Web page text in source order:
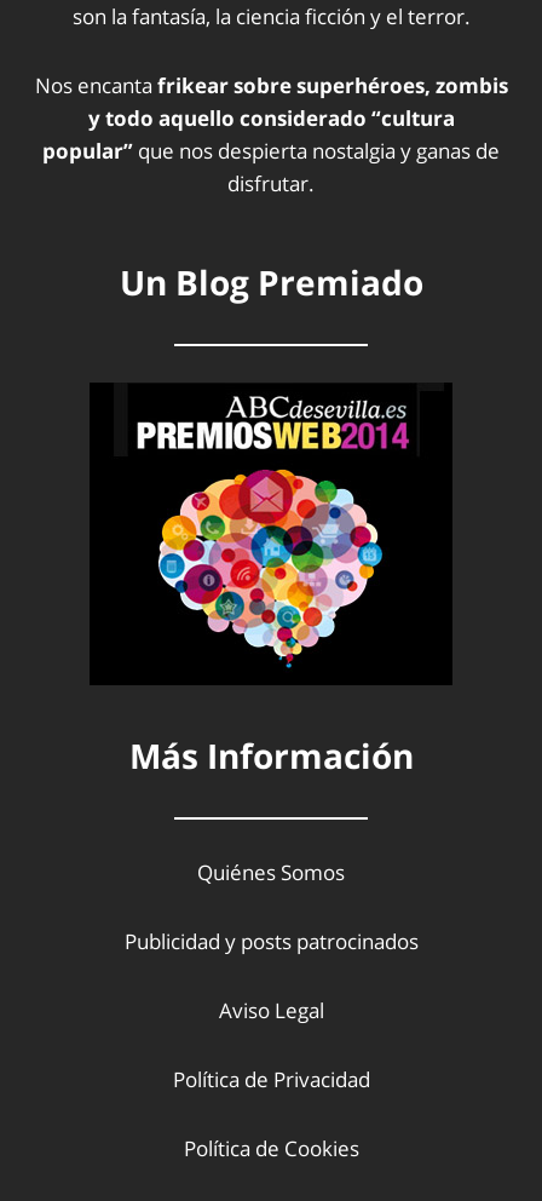
son la fantasía, la ciencia ficción y el terror.
Nos encanta frikear sobre superhéroes, zombis
y todo aquello considerado “cultura
popular” que nos despierta nostalgia y ganas de
disfrutar.
Un Blog Premiado
Más Información
Quiénes Somos
Publicidad y posts patrocinados
Aviso Legal
Política de Privacidad
Política de Cookies